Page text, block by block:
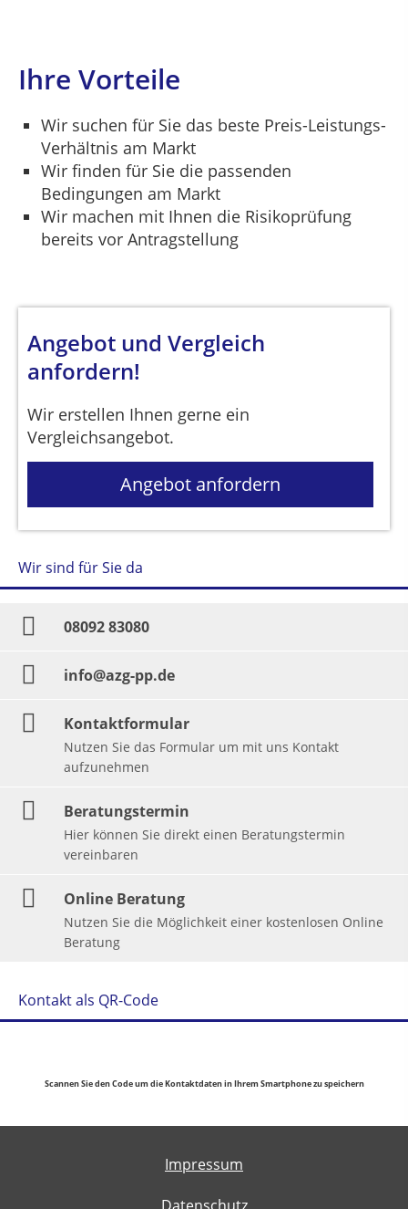
Ihre Vorteile
Wir suchen für Sie das beste Preis-Leistungs-
Verhältnis am Markt
Wir finden für Sie die passenden
Bedingungen am Markt
Wir machen mit Ihnen die Risikoprüfung
bereits vor Antragstellung
Angebot und Vergleich
anfordern!
Wir erstellen Ihnen gerne ein
Vergleichsangebot.
Angebot anfordern
Wir sind für Sie da
08092 83080
info@azg-pp.de
Kontaktformular
Nutzen Sie das Formular um mit uns Kontakt
aufzunehmen
Beratungstermin
Hier können Sie direkt einen Beratungstermin
vereinbaren
Online Beratung
Nutzen Sie die Möglichkeit einer kostenlosen Online
Beratung
Kontakt als QR-Code
Scannen Sie den Code um die Kontaktdaten in Ihrem Smartphone zu speichern
Impressum